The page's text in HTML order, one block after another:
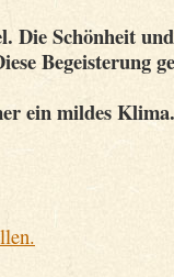
Die Schönheit
Begeisterung
ein mildes